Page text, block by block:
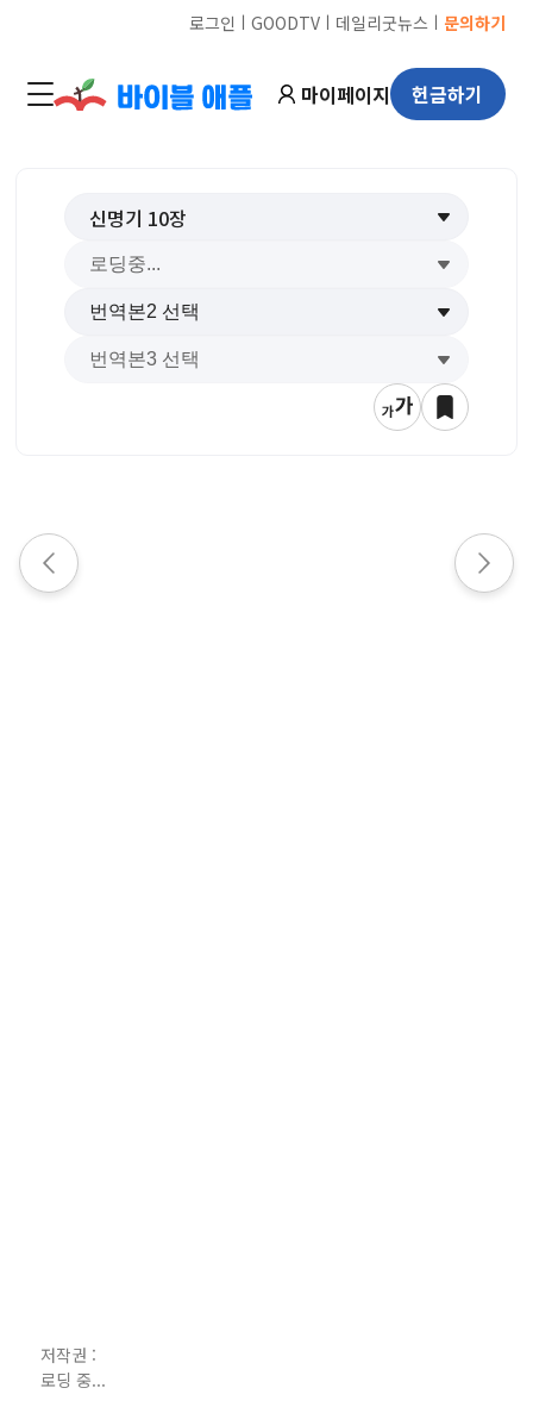
로그인 ㅣ GOODTVㅣ 데일리굿뉴스 ㅣ 문의하기
마이페이지 헌금하기
신명기 10장
저작권 :
로딩 중...